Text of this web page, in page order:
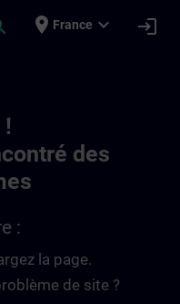
place France expand_more login
!
des
:
la page.
de site ?